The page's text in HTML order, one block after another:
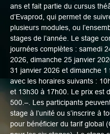
ans et fait partie du cursus
d’Evaprod, qui permet de
plusieurs modules, ou
stages de l’année. Le stage
journées complètes : samedi
2026, dimanche 25 janvier
31 janvier 2026 et dimanche
avec les horaires suivants :
et 13h30 à 17h00. Le prix est
500.–. Les participants
stage à l’unité ou s’inscrire à
pour bénéficier du tarif global